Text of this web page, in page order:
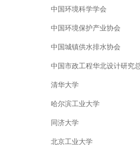
中国环境科学学会
中国环境保护产业协会
中国城镇供水排水协会
中国市政工程华北设计研究
清华大学
哈尔滨工业大学
同济大学
北京工业大学